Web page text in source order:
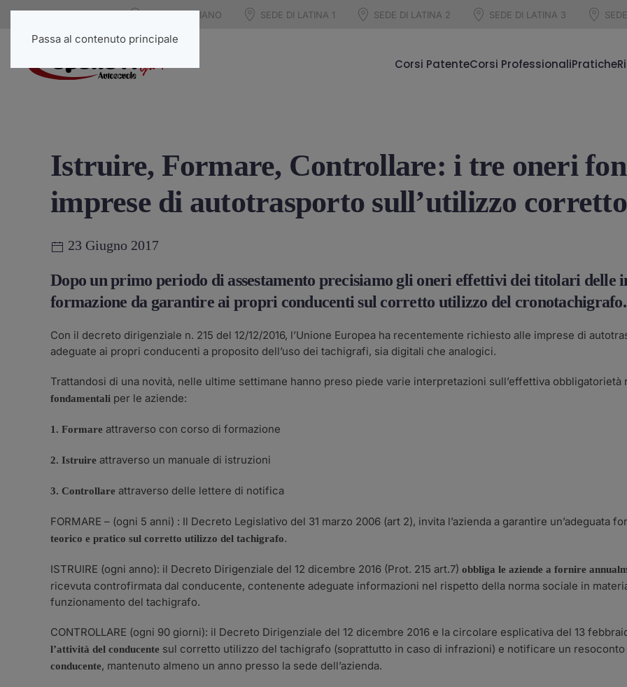
Passa al contenuto principale
SEDE DI LARIANO SEDE DI LATINA 1 SEDE DI LATINA 2 SEDE DI LATINA 3
Corsi PatenteCorsi ProfessionaliPratiche
Istruire, Formare, Controllare: i tre oneri
imprese di autotrasporto sull’utilizzo
23 Giugno 2017
Dopo un primo periodo di assestamento precisiamo gli oneri effettivi dei titolari delle
formazione da garantire ai propri conducenti sul corretto utilizzo del cronotachigrafo.
Con il decreto dirigenziale n. 215 del 12/12/2016, l’Unione Europea ha recentemente richiesto alle imprese di
adeguate ai propri conducenti a proposito dell’uso dei tachigrafi, sia digitali che analogici.
Trattandosi di una novità, nelle ultime settimane hanno preso piede varie interpretazioni sull’effettiva
fondamentali per le aziende:
1. Formare attraverso con corso di formazione
2. Istruire attraverso un manuale di istruzioni
3. Controllare attraverso delle lettere di notifica
FORMARE – (ogni 5 anni) : Il Decreto Legislativo del 31 marzo 2006 (art 2), invita l’azienda a garantire un’adeguata
teorico e pratico sul corretto utilizzo del tachigrafo.
ISTRUIRE (ogni anno): il Decreto Dirigenziale del 12 dicembre 2016 (Prot. 215 art.7) obbliga le aziende a fornire
ricevuta controfirmata dal conducente, contenente adeguate informazioni nel rispetto della norma sociale in
funzionamento del tachigrafo.
CONTROLLARE (ogni 90 giorni): il Decreto Dirigenziale del 12 dicembre 2016 e la circolare esplicativa del 13
l’attività del conducente sul corretto utilizzo del tachigrafo (soprattutto in caso di infrazioni) e notificare un
conducente, mantenuto almeno un anno presso la sede dell’azienda.